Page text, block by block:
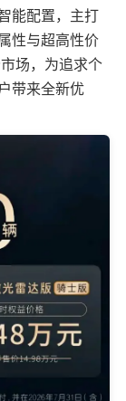
能配置，主打
性与超高性价
场，为追求个
带来全新优